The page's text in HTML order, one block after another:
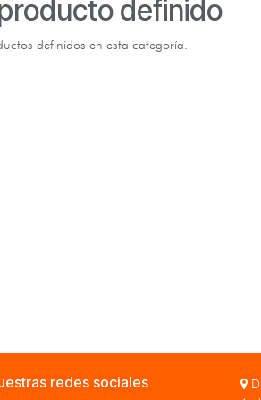
definido
definidos en esta categoría.
redes sociales